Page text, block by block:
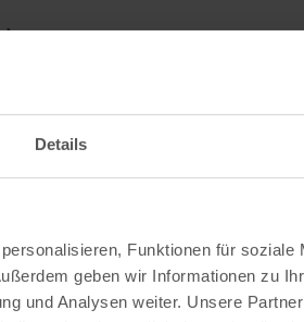
Details
Funktionen für soziale
geben wir Informationen zu
und Analysen weiter. Unsere
5m-Sprungturm
mit
mit Sonnensegel.
für alle, die Entspannung